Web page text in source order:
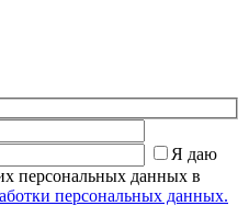
Я даю
персональных данных в
персональных данных.